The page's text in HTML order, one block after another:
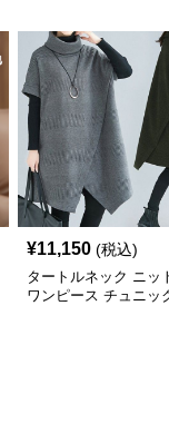
¥11,150 (税込)
タートルネック ニッ
ワンピース チュニッ